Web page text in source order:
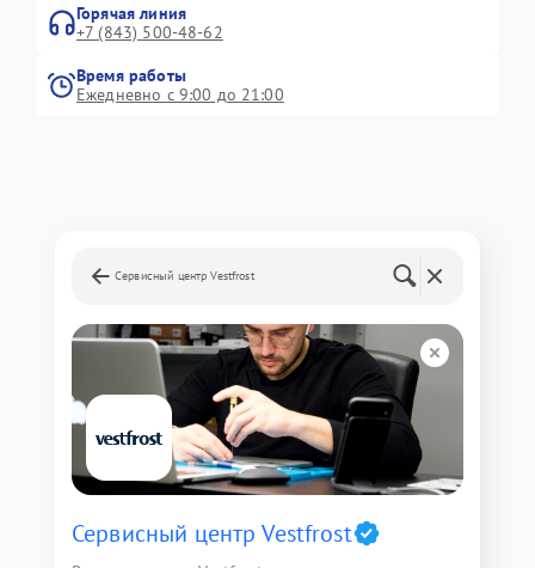
Горячая линия
+7 (843) 500-48-62
Время работы
Ежедневно с 9:00 до 21:00
Сервисный центр Vestfrost
Сервисный центр Vestfrost